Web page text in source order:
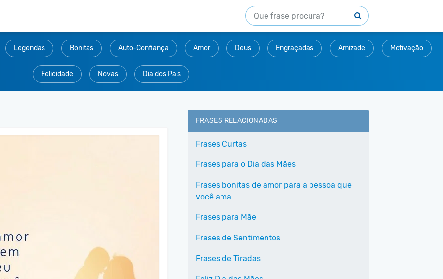
Legendas Bonitas Auto-Confiança Amor Deus Engraçadas Amizade Motivação
Felicidade Novas Dia dos Pais
FRASES RELACIONADAS
Frases Curtas
Frases para o Dia das Mães
Frases bonitas de amor para a pessoa que
você ama
Frases para Mãe
Frases de Sentimentos
Frases de Tiradas